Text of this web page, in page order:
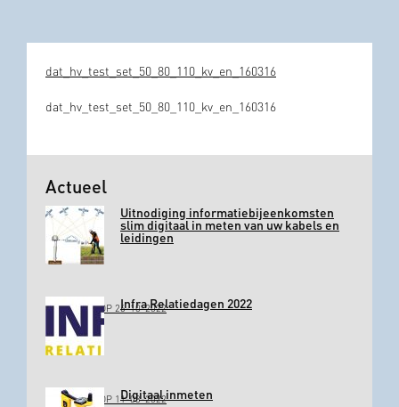
dat_hv_test_set_50_80_110_kv_en_160316
dat_hv_test_set_50_80_110_kv_en_160316
Actueel
Uitnodiging informatiebijeenkomsten
slim digitaal in meten van uw kabels en
leidingen
GEPLAATST OP 26-10-2022Infra Relatiedagen 2022
GEPLAATST OP 11-03-2022Digitaal inmeten